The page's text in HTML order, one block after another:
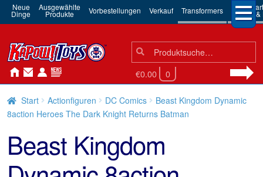
Neue
Dinge
Ausgewählte
Produkte Vorbestellungen Verkauf Transformers 3rd
Robots
Suchen
nach:
Suche
€0.00 0
Start Actionfiguren DC Comics
Beast Kingdom Dynamic
8action Heroes The Dark Knight Returns Batman
Beast Kingdom